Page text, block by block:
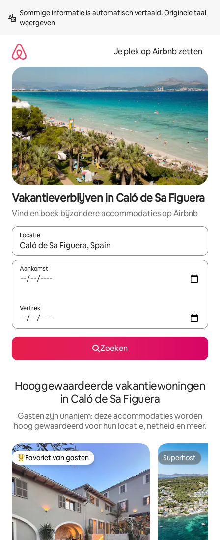
direct
naar
Sommige informatie is automatisch vertaald. Originele taal
weergeven
Je plek op Airbnb zetten
Vakantieverblijven in Caló de Sa Figuera
Vind en boek bijzondere accommodaties op Airbnb
Locatie
Wanneer er resultaten beschikbaar zijn, maak je een keuze
Aankomst
Vertrek
Zoeken
Hooggewaardeerde vakantiewoningen
in Caló de Sa Figuera
Gasten zijn unaniem: deze accommodaties worden
hoog gewaardeerd voor hun locatie, netheid en meer.
Topfavoriet van gasten
Favoriet van gasten Superhost
Superhost